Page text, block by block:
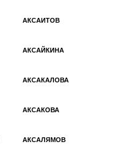
АКСАИТОВ
АКСАЙКИНА
АКСАКАЛОВА
АКСАКОВА
АКСАЛЯМОВ